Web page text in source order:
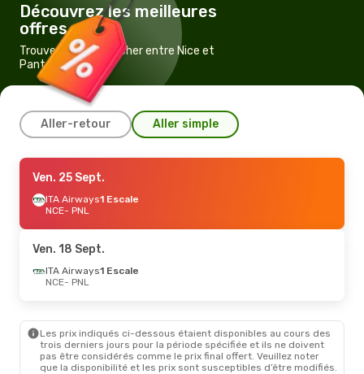
Découvrez les meilleures
offres
Trouvez un vol pas cher entre Nice et
Pantelleria
Aller-retour Aller simple
Jeu. 20 Août
ITA Airways1 Escale
NCE- PNL
PNL- NCE
Ven. 25 Sept.
ITA Airways1 Escale
NCE- PNL
Ven. 18 Sept.
ITA Airways1 Escale
NCE- PNL
Les prix indiqués ci-dessous étaient disponibles au cours des
trois derniers jours pour la période spécifiée et ils ne doivent
pas être considérés comme le prix final offert. Veuillez noter
que la disponibilité et les prix sont susceptibles d’être modifiés.